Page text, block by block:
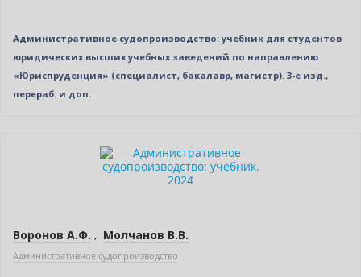
Административное судопроизводство: учебник для студентов
юридических высших учебных заведений по направлению
«Юриспруденция» (специалист, бакалавр, магистр). 3-е изд.,
перераб. и доп.
Воронов А.Ф. , Молчанов В.В.
Административное судопроизводство